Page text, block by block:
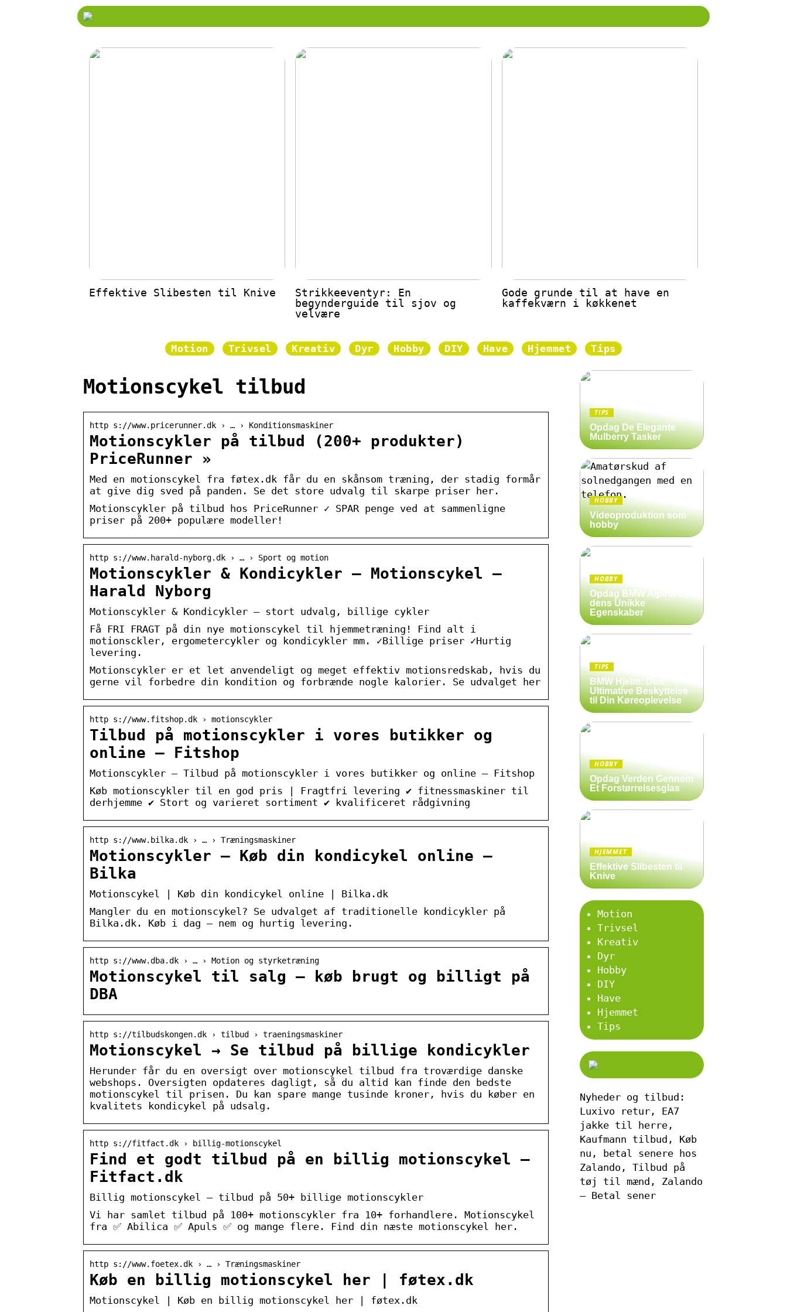
Effektive Slibesten til Knive
Strikkeeventyr: En
begynderguide til sjov og
velvære
Gode grunde til at have en
kaffekværn i køkkenet
Motion Trivsel Kreativ Dyr Hobby DIY Have Hjemmet Tips
Motionscykel tilbud
http s://www.pricerunner.dk › … › Konditionsmaskiner
Motionscykler på tilbud (200+ produkter)
PriceRunner »
Med en motionscykel fra føtex.dk får du en skånsom træning, der stadig formår
at give dig sved på panden. Se det store udvalg til skarpe priser her.
Motionscykler på tilbud hos PriceRunner ✓ SPAR penge ved at sammenligne
priser på 200+ populære modeller!
http s://www.harald-nyborg.dk › … › Sport og motion
Motionscykler & Kondicykler – Motionscykel –
Harald Nyborg
Motionscykler & Kondicykler – stort udvalg, billige cykler
Få FRI FRAGT på din nye motionscykel til hjemmetræning! Find alt i
motionsckler, ergometercykler og kondicykler mm. ✓Billige priser ✓Hurtig
levering.
Motionscykler er et let anvendeligt og meget effektiv motionsredskab, hvis du
gerne vil forbedre din kondition og forbrænde nogle kalorier. Se udvalget her
http s://www.fitshop.dk › motionscykler
Tilbud på motionscykler i vores butikker og
online – Fitshop
Motionscykler – Tilbud på motionscykler i vores butikker og online – Fitshop
Køb motionscykler til en god pris | Fragtfri levering ✔ fitnessmaskiner til
derhjemme ✔ Stort og varieret sortiment ✔ kvalificeret rådgivning
http s://www.bilka.dk › … › Træningsmaskiner
Motionscykler – Køb din kondicykel online –
Bilka
Motionscykel | Køb din kondicykel online | Bilka.dk
Mangler du en motionscykel? Se udvalget af traditionelle kondicykler på
Bilka.dk. Køb i dag – nem og hurtig levering.
http s://www.dba.dk › … › Motion og styrketræning
Motionscykel til salg – køb brugt og billigt på
DBA
http s://tilbudskongen.dk › tilbud › traeningsmaskiner
Motionscykel → Se tilbud på billige kondicykler
Herunder får du en oversigt over motionscykel tilbud fra troværdige danske
webshops. Oversigten opdateres dagligt, så du altid kan finde den bedste
motionscykel til prisen. Du kan spare mange tusinde kroner, hvis du køber en
kvalitets kondicykel på udsalg.
http s://fitfact.dk › billig-motionscykel
Find et godt tilbud på en billig motionscykel –
Fitfact.dk
Billig motionscykel – tilbud på 50+ billige motionscykler
Vi har samlet tilbud på 100+ motionscykler fra 10+ forhandlere. Motionscykel
fra ✅ Abilica ✅ Apuls ✅ og mange flere. Find din næste motionscykel her.
http s://www.foetex.dk › … › Træningsmaskiner
Køb en billig motionscykel her | føtex.dk
Motionscykel | Køb en billig motionscykel her | føtex.dk
TIPS
Opdag De Elegante
Mulberry Tasker
HOBBY
Videoproduktion som
hobby
HOBBY
Opdag BMW Alpina og
dens Unikke
Egenskaber
TIPS
BMW Hjelm: Den
Ultimative Beskyttelse
til Din Køreoplevelse
HOBBY
Opdag Verden Gennem
Et Forstørrelsesglas
HJEMMET
Effektive Slibesten til
Knive
Motion
Trivsel
Kreativ
Dyr
Hobby
DIY
Have
Hjemmet
Tips
Nyheder og tilbud:
Luxivo retur, EA7
jakke til herre,
Kaufmann tilbud, Køb
nu, betal senere hos
Zalando, Tilbud på
tøj til mænd, Zalando
– Betal sener